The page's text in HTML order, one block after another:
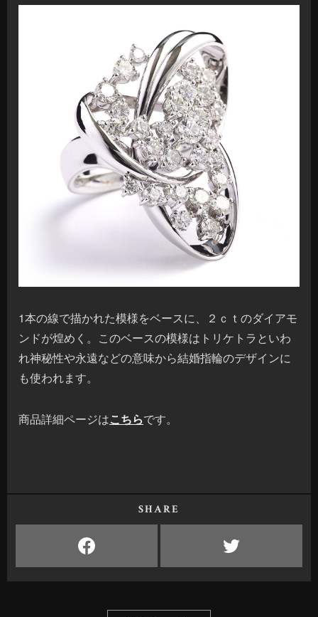
1本の線で描かれた模様をベースに、２ｃｔのダイアモ
ンドが煌めく。このベースの模様はトリケトラといわ
れ神秘性や永遠などの意味から結婚指輪のデザインに
も使われます。
商品詳細ページはこちらです。
SHARE